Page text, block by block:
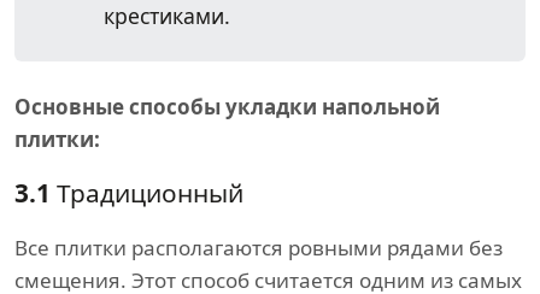
крестиками.
Основные способы укладки напольной
плитки:
3.1 Традиционный
Все плитки располагаются ровными рядами без
смещения. Этот способ считается одним из самых